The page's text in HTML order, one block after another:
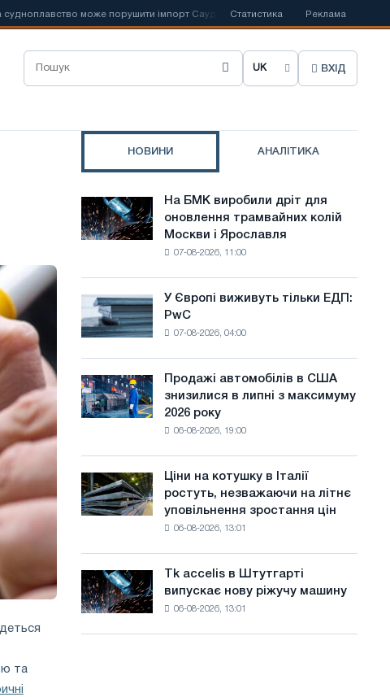
може порушити імпорт Саудівської сталі Іспанська
Статистика Реклама
О
р
и
м
в
а
й
т
у
ВХІД
та
НОВИНИ АНАЛІТИКА
На
БМК
виробили
трамвайних
колій
і
Ярославля
На БМК виробили дріт для
оновлення трамвайних колій
Москви і Ярославля
07-08-2026, 11:00
Європі
виживуть
PwC
У Європі виживуть тільки ЕДП:
PwC
07-08-2026, 04:00
Продажі
автомобілів
в
липні
з
року
Продажі автомобілів в США
знизилися в липні з максимуму
2026 року
06-08-2026, 19:00
Ціни
на
котушку
незважаючи
на
уповільнення
Ціни на котушку в Італії
ростуть, незважаючи на літнє
уповільнення зростання цін
06-08-2026, 13:01
Tk
accelis
в
Tk accelis в Штутгарті
випускає нову ріжучу машину
06-08-2026, 13:01